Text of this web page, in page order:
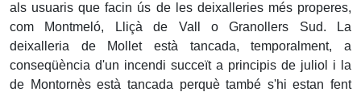
als usuaris que facin ús de les deixalleries més properes,
com Montmeló, Lliçà de Vall o Granollers Sud. La
deixalleria de Mollet està tancada, temporalment, a
conseqüència d'un incendi succeït a principis de juliol i la
de Montornès està tancada perquè també s'hi estan fent